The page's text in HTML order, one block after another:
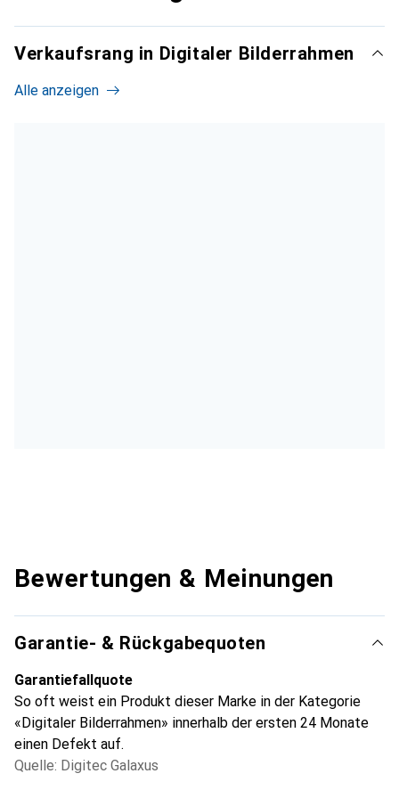
Verkaufsrang in Digitaler Bilderrahmen
Alle anzeigen
Bewertungen & Meinungen
Garantie- & Rückgabequoten
Garantiefallquote
So oft weist ein Produkt dieser Marke in der Kategorie
«Digitaler Bilderrahmen» innerhalb der ersten 24 Monate
einen Defekt auf.
Quelle: Digitec Galaxus